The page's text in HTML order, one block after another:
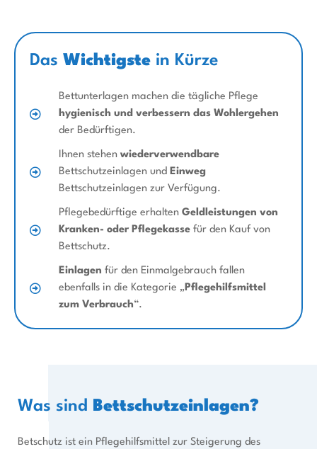
Das Wichtigste in Kürze
Bettunterlagen machen die tägliche Pflege
hygienisch und verbessern das Wohlergehen
der Bedürftigen.
Ihnen stehen wiederverwendbare
Bettschutzeinlagen und Einweg
Bettschutzeinlagen zur Verfügung.
Pflegebedürftige erhalten Geldleistungen von
Kranken- oder Pflegekasse für den Kauf von
Bettschutz.
Einlagen für den Einmalgebrauch fallen
ebenfalls in die Kategorie „Pflegehilfsmittel
zum Verbrauch“.
Was sind Bettschutzeinlagen?
Betschutz ist ein Pflegehilfsmittel zur Steigerung des